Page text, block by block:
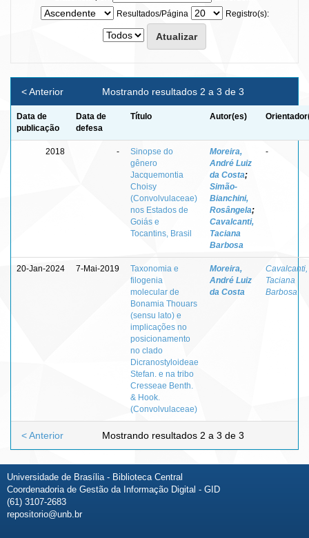
Resultados/Página
Registro(s):
Mostrando resultados 2 a 3 de 3
< Anterior
Data de
publicação
Data de
defesa
Título Autor(es)
2018 -
Sinopse do
gênero
Jacquemontia
Choisy
(Convolvulaceae)
nos Estados de
Goiás e
Tocantins, Brasil
Moreira,
André Luiz
da Costa;
Simão-
Bianchini,
Rosângela;
Cavalcanti,
Taciana
Barbosa
-
20-Jan-2024 7-Mai-2019
Taxonomia e
filogenia
molecular de
Bonamia Thouars
(sensu lato) e
implicações no
posicionamento
no clado
Dicranostyloideae
Stefan. e na tribo
Cresseae Benth.
& Hook.
(Convolvulaceae)
Moreira,
André Luiz
da Costa
Cavalcanti,
Taciana
Barbosa
Mostrando resultados 2 a 3 de 3
< Anterior
Universidade de Brasília - Biblioteca Central
Coordenadoria de Gestão da Informação Digital - GID
(61) 3107-2683
repositorio@unb.br